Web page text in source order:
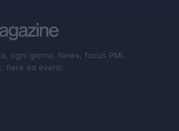
ogni giorno. News, focus PMI,
fiere ed eventi.